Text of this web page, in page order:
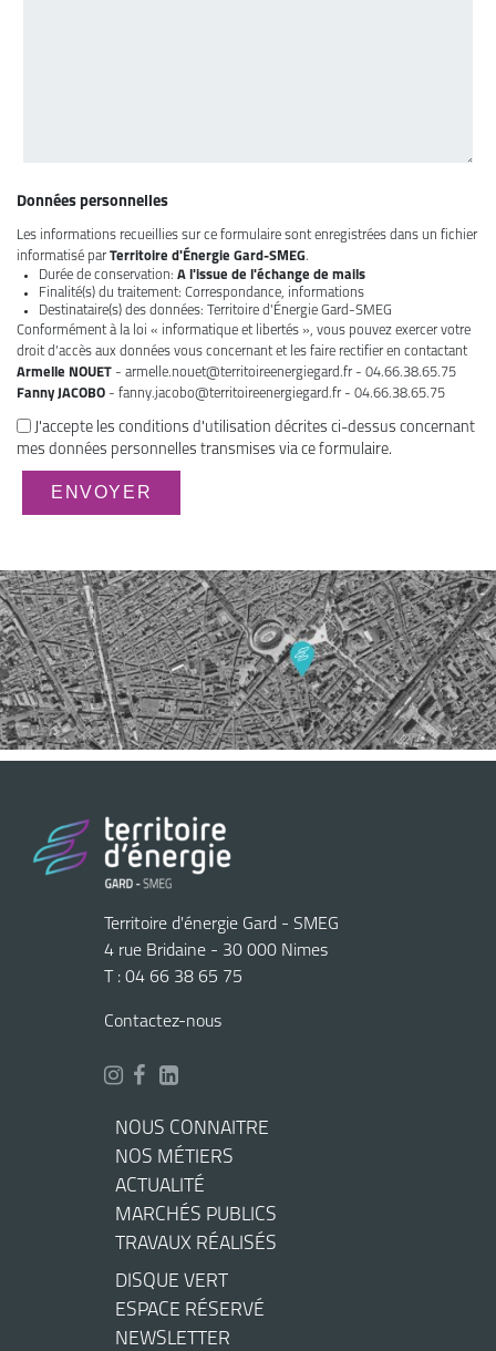
Données personnelles
Les informations recueillies sur ce formulaire sont enregistrées dans un fichier
informatisé par Territoire d'Énergie Gard-SMEG.
Durée de conservation: A l'issue de l'échange de mails
Finalité(s) du traitement: Correspondance, informations
Destinataire(s) des données: Territoire d'Énergie Gard-SMEG
Conformément à la loi « informatique et libertés », vous pouvez exercer votre
droit d'accès aux données vous concernant et les faire rectifier en contactant
Armelle NOUET - armelle.nouet@territoireenergiegard.fr - 04.66.38.65.75
Fanny JACOBO - fanny.jacobo@territoireenergiegard.fr - 04.66.38.65.75
J'accepte les conditions d'utilisation décrites ci-dessus concernant
mes données personnelles transmises via ce formulaire.
Territoire d'énergie Gard - SMEG
4 rue Bridaine - 30 000 Nimes
T : 04 66 38 65 75
Contactez-nous
NOUS CONNAITRE
NOS MÉTIERS
ACTUALITÉ
MARCHÉS PUBLICS
TRAVAUX RÉALISÉS
DISQUE VERT
ESPACE RÉSERVÉ
NEWSLETTER